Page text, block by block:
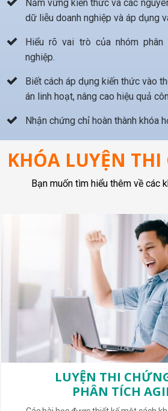
Nắm vững kiến thức và các
dữ liễu doanh nghiệp và áp dụng
Hiểu rõ vai trò của nhóm
nghiệp.
Biết cách áp dụng kiến thức vào
án linh hoạt, nâng cao hiệu quả
Nhận chứng chỉ hoàn thành khóa
Bạn muốn tìm hiểu thêm về các
KHÓA LUYỆN THI
LUYỆN THI
PHÂN TÍCH